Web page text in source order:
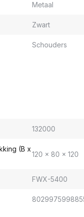
Metaal
Zwart
Schouders
132000
(B x
120 x 80 x 120
FWX-5400